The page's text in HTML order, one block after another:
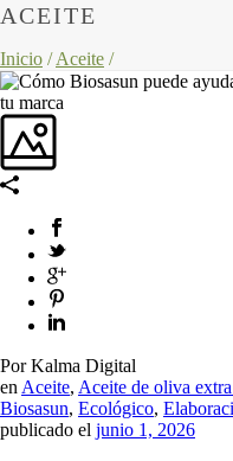
ACEITE
Inicio /Aceite /
Por Kalma Digital
en Aceite, Aceite de oliva
Biosasun, Ecológico,
publicado el junio 1, 2026